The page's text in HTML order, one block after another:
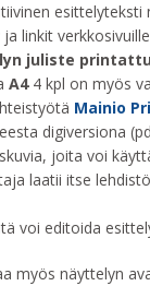
esittelyteksti
linkit
juliste
A44 kpl on myös
Mainio
digiversiona
joita voi
laatii itse
voi editoida
myös näyttelyn